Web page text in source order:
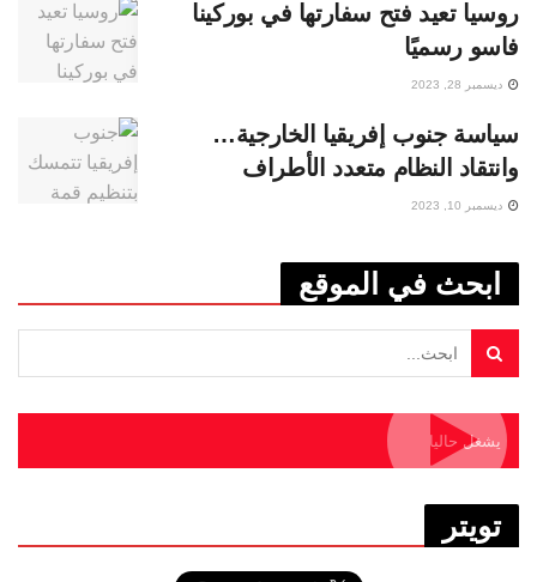
روسيا تعيد فتح سفارتها في بوركينا
فاسو رسميًا
ديسمبر 28, 2023
سياسة جنوب إفريقيا الخارجية…
وانتقاد النظام متعدد الأطراف
ديسمبر 10, 2023
ابحث في الموقع
يشغل حاليا
تويتر